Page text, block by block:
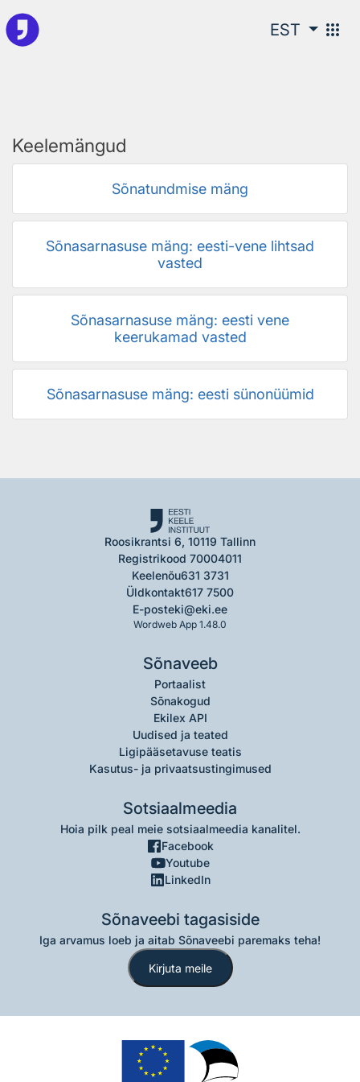
Põhisisu juurde
EST apps
Keelemängud
Sõnatundmise mäng
Sõnasarnasuse mäng: eesti-vene lihtsad
vasted
Sõnasarnasuse mäng: eesti vene
keerukamad vasted
Sõnasarnasuse mäng: eesti sünonüümid
Roosikrantsi 6, 10119 Tallinn
Registrikood 70004011
Keelenõu631 3731
Üldkontakt617 7500
E-posteki@eki.ee
Wordweb App 1.48.0
Sõnaveeb
Portaalist
Sõnakogud
Ekilex API
Uudised ja teated
Ligipääsetavuse teatis
Kasutus- ja privaatsustingimused
Sotsiaalmeedia
Hoia pilk peal meie sotsiaalmeedia kanalitel.
Facebook
Youtube
LinkedIn
Sõnaveebi tagasiside
Iga arvamus loeb ja aitab Sõnaveebi paremaks teha!
Kirjuta meile